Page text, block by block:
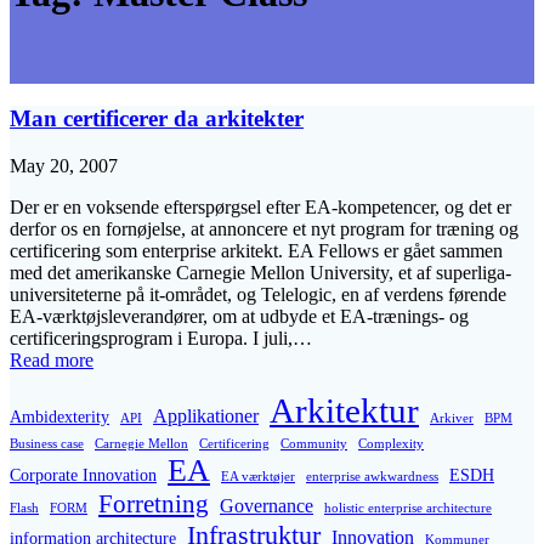
Man certificerer da arkitekter
May 20, 2007
Der er en voksende efterspørgsel efter EA-kompetencer, og det er
derfor os en fornøjelse, at annoncere et nyt program for træning og
certificering som enterprise arkitekt. EA Fellows er gået sammen
med det amerikanske Carnegie Mellon University, et af superliga-
universiteterne på it-området, og Telelogic, en af verdens førende
EA-værktøjsleverandører, om at udbyde et EA-trænings- og
certificeringsprogram i Europa. I juli,…
Read more
Ambidexterity API Applikationer Arkitektur Arkiver
BPM
Business case
Carnegie Mellon Certificering Community Complexity
Corporate Innovation EA EA værktøjer enterprise awkwardness ESDH
Flash FORM Forretning Governance holistic enterprise architecture
information architecture Infrastruktur Innovation Kommuner